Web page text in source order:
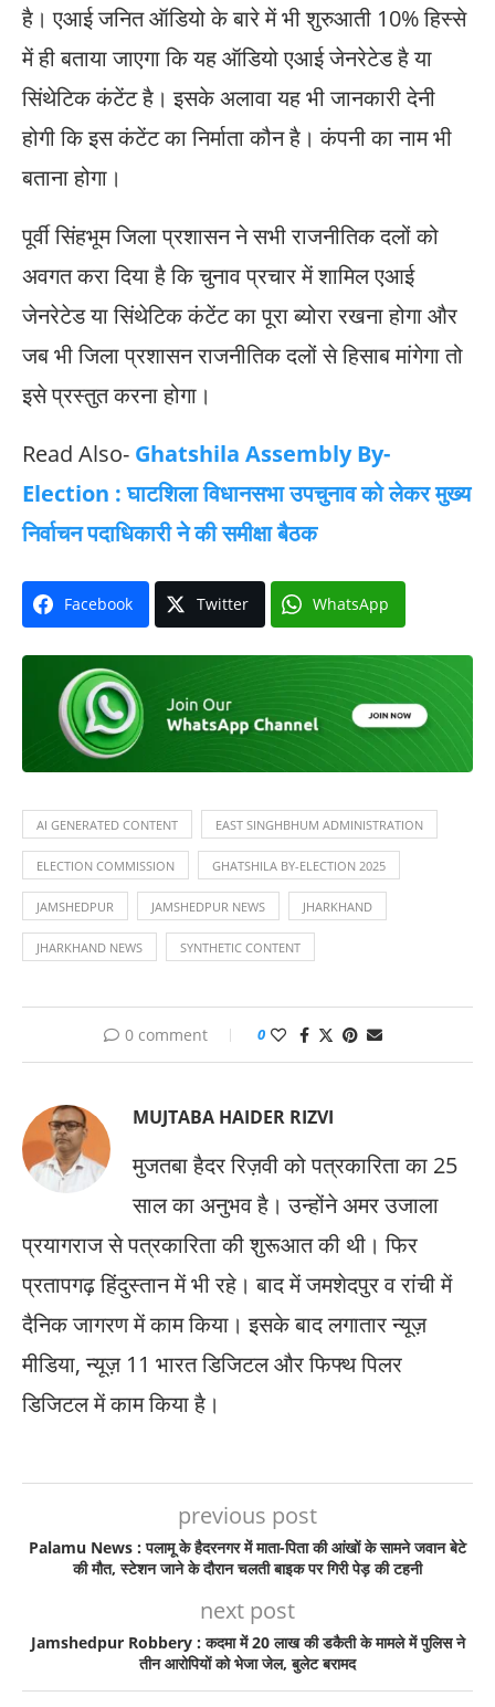
है। एआई जनित ऑडियो के बारे में भी शुरुआती 10% हिस्से
में ही बताया जाएगा कि यह ऑडियो एआई जेनरेटेड है या
सिंथेटिक कंटेंट है। इसके अलावा यह भी जानकारी देनी
होगी कि इस कंटेंट का निर्माता कौन है। कंपनी का नाम भी
बताना होगा। ‌
पूर्वी सिंहभूम जिला प्रशासन ने सभी राजनीतिक दलों को
अवगत करा दिया है कि चुनाव प्रचार में शामिल एआई
जेनरेटेड या सिंथेटिक कंटेंट का पूरा ब्योरा रखना होगा और
जब भी जिला प्रशासन राजनीतिक दलों से हिसाब मांगेगा तो
इसे प्रस्तुत करना होगा।
Read Also- Ghatshila Assembly ‍By-
Election : घाटशिला विधानसभा उपचुनाव को लेकर मुख्य
निर्वाचन पदाधिकारी ने की समीक्षा बैठक
Facebook Twitter WhatsApp
AI GENERATED CONTENT EAST SINGHBHUM ADMINISTRATION
ELECTION COMMISSION GHATSHILA BY-ELECTION 2025
JAMSHEDPUR JAMSHEDPUR NEWS JHARKHAND
JHARKHAND NEWS SYNTHETIC CONTENT
0 comment 0
MUJTABA HAIDER RIZVI
मुजतबा हैदर रिज़वी को पत्रकारिता का 25
साल का अनुभव है। उन्होंने अमर उजाला
प्रयागराज से पत्रकारिता की शुरूआत की थी। फिर
प्रतापगढ़ हिंदुस्तान में भी रहे। बाद में जमशेदपुर व रांची में
दैनिक जागरण में काम किया। इसके बाद लगातार न्यूज़
मीडिया, न्यूज़ 11 भारत डिजिटल और फिफ्थ पिलर
डिजिटल में काम किया है।
previous post
Palamu News : पलामू के हैदरनगर में माता-पिता की आंखों के सामने जवान बेटे
की मौत, स्टेशन जाने के दौरान चलती बाइक पर गिरी पेड़ की टहनी
next post
Jamshedpur Robbery : कदमा में 20 लाख की डकैती के मामले में पुलिस ने
तीन आरोपियों को भेजा जेल, बुलेट बरामद